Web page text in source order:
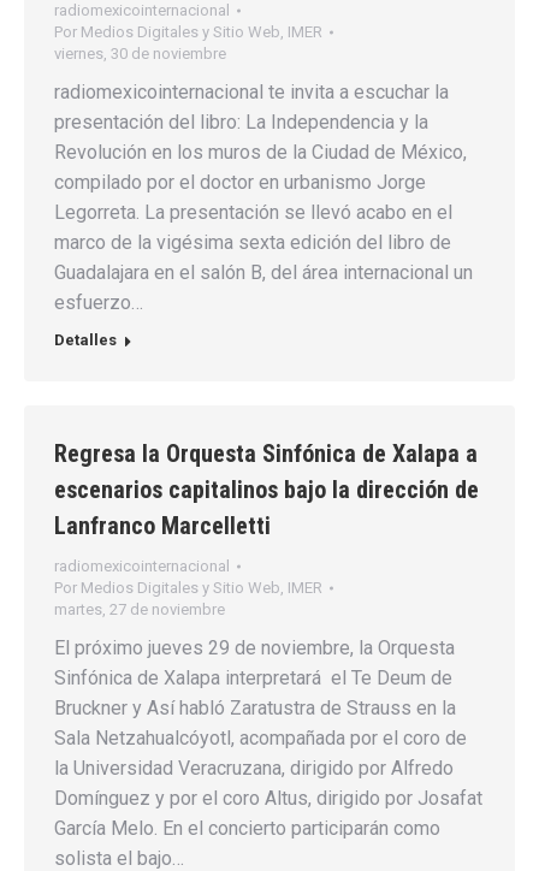
radiomexicointernacional
Por Medios Digitales y Sitio Web, IMER
viernes, 30 de noviembre
radiomexicointernacional te invita a escuchar la
presentación del libro: La Independencia y la
Revolución en los muros de la Ciudad de México,
compilado por el doctor en urbanismo Jorge
Legorreta. La presentación se llevó acabo en el
marco de la vigésima sexta edición del libro de
Guadalajara en el salón B, del área internacional un
esfuerzo…
Detalles
Regresa la Orquesta Sinfónica de Xalapa a
escenarios capitalinos bajo la dirección de
Lanfranco Marcelletti
radiomexicointernacional
Por Medios Digitales y Sitio Web, IMER
martes, 27 de noviembre
El próximo jueves 29 de noviembre, la Orquesta
Sinfónica de Xalapa interpretará el Te Deum de
Bruckner y Así habló Zaratustra de Strauss en la
Sala Netzahualcóyotl, acompañada por el coro de
la Universidad Veracruzana, dirigido por Alfredo
Domínguez y por el coro Altus, dirigido por Josafat
García Melo. En el concierto participarán como
solista el bajo…